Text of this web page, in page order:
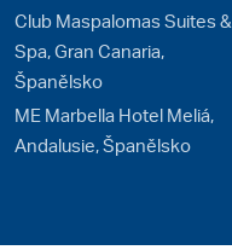
Club Maspalomas Suites &
Spa, Gran Canaria,
Španělsko
ME Marbella Hotel Meliá,
Andalusie, Španělsko